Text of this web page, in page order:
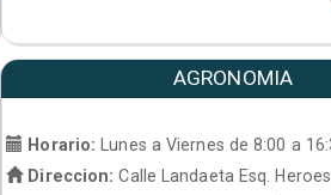
AGRONOMIA
Horario:
Lunes a Viernes de 8:00 a
Direccion: Calle Landaeta Esq.